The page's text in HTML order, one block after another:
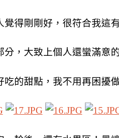
覺得剛剛好，很符合我這
分，大致上個人還蠻滿意
吃的甜點，我不用再困擾